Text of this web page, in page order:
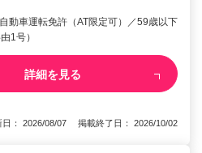
動車運転免許（AT限定可）／59歳以下
1号）
詳細を見る
日： 2026/08/07 掲載終了日： 2026/10/02